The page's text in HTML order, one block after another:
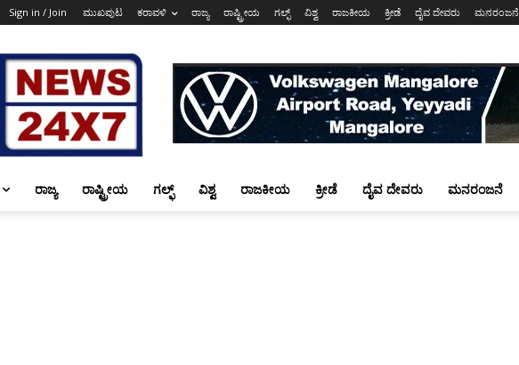
Sign in / Join ಮುಖಪುಟ ಕರಾವಳಿ ರಾಜ್ಯ ರಾಷ್ಟ್ರೀಯ ಗಲ್ಫ್ ವಿಶ್ವ ರಾಜಕೀಯ ಕ್ರೀಡೆ ದೈವ ದೇವರು ಮನರಂಜನೆ
ರಾಜ್ಯ ರಾಷ್ಟ್ರೀಯ ಗಲ್ಫ್ ವಿಶ್ವ ರಾಜಕೀಯ ಕ್ರೀಡೆ ದೈವ ದೇವರು ಮನರಂಜನೆ